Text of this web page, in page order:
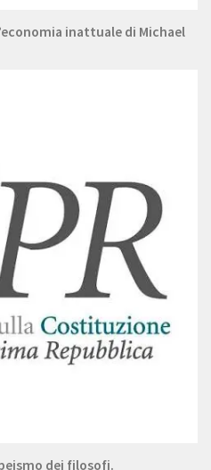
inattuale di Michael
dei filosofi.